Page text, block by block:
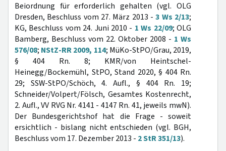
Beiordnung für erforderlich gehalten (vgl. OLG
Dresden, Beschluss vom 27. März 2013 -3 Ws 2/13;
KG, Beschluss vom 24. Juni 2010 - 1 Ws 22/09; OLG
Bamberg, Beschluss vom 22. Oktober 2008 - 1 Ws
576/08; NStZ-RR 2009, 114; MüKo-StPO/Grau, 2019,
§ 404 Rn. 8; KMR/von Heintschel-
Heinegg/Bockemühl, StPO, Stand 2020, § 404 Rn.
29; SSW-StPO/Schöch, 4. Aufl., § 404 Rn. 19;
Schneider/Volpert/Fölsch, Gesamtes Kostenrecht,
2. Aufl., VV RVG Nr. 4141 - 4147 Rn. 41, jeweils mwN).
Der Bundesgerichtshof hat die Frage - soweit
ersichtlich - bislang nicht entschieden (vgl. BGH,
Beschluss vom 17. Dezember 2013 - 2 StR 351/13).